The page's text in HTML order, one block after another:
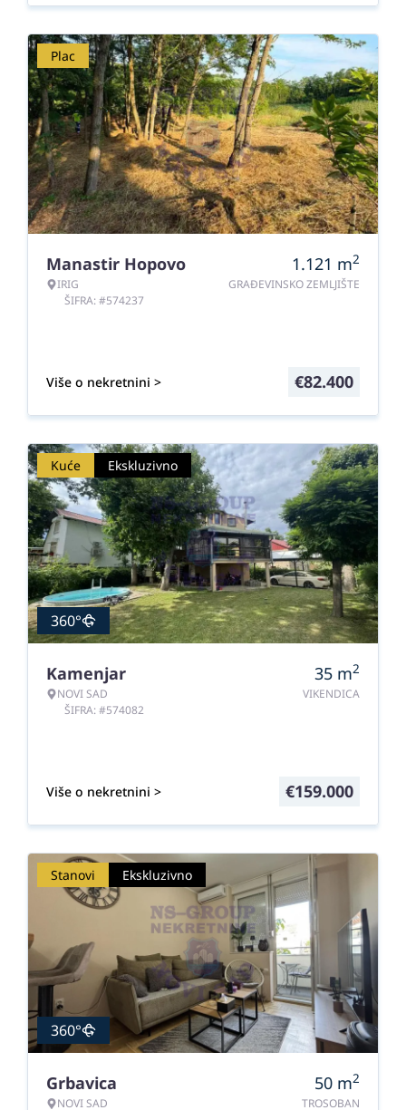
Plac
Manastir Hopovo
IRIG
ŠIFRA: #574237
1.121 m2
GRAĐEVINSKO ZEMLJIŠTE
Više o nekretnini > €82.400
Kuće Ekskluzivno
360°
Kamenjar
NOVI SAD
ŠIFRA: #574082
35 m2
VIKENDICA
Više o nekretnini > €159.000
Stanovi Ekskluzivno
360°
Grbavica
NOVI SAD
50 m2
TROSOBAN